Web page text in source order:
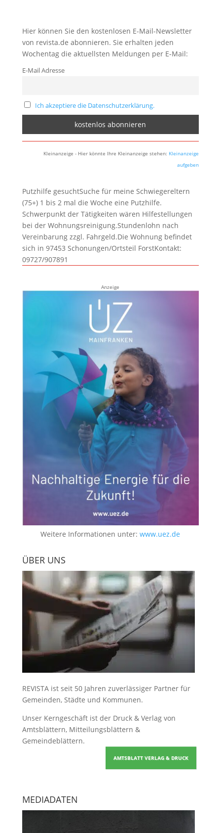
Hier können Sie den kostenlosen E-Mail-Newsletter
von revista.de abonnieren. Sie erhalten jeden
Wochentag die aktuellsten Meldungen per E-Mail:
E-Mail Adresse
Ich akzeptiere die Datenschutzerklärung.
Kleinanzeige - Hier könnte Ihre Kleinanzeige stehen: Kleinanzeige
aufgeben
Putzhilfe gesuchtSuche für meine Schwiegereltern
(75+) 1 bis 2 mal die Woche eine Putzhilfe.
Schwerpunkt der Tätigkeiten wären Hilfestellungen
bei der Wohnungsreinigung.Stundenlohn nach
Vereinbarung zzgl. Fahrgeld.Die Wohnung befindet
sich in 97453 Schonungen/Ortsteil ForstKontakt:
09727/907891
Anzeige
Weitere Informationen unter:www.uez.de
ÜBER UNS
REVISTA ist seit 50 Jahren zuverlässiger Partner für
Gemeinden, Städte und Kommunen.
Unser Kerngeschäft ist der Druck & Verlag von
Amtsblättern, Mitteilungsblättern &
Gemeindeblättern.
AMTSBLATT VERLAG & DRUCK
MEDIADATEN